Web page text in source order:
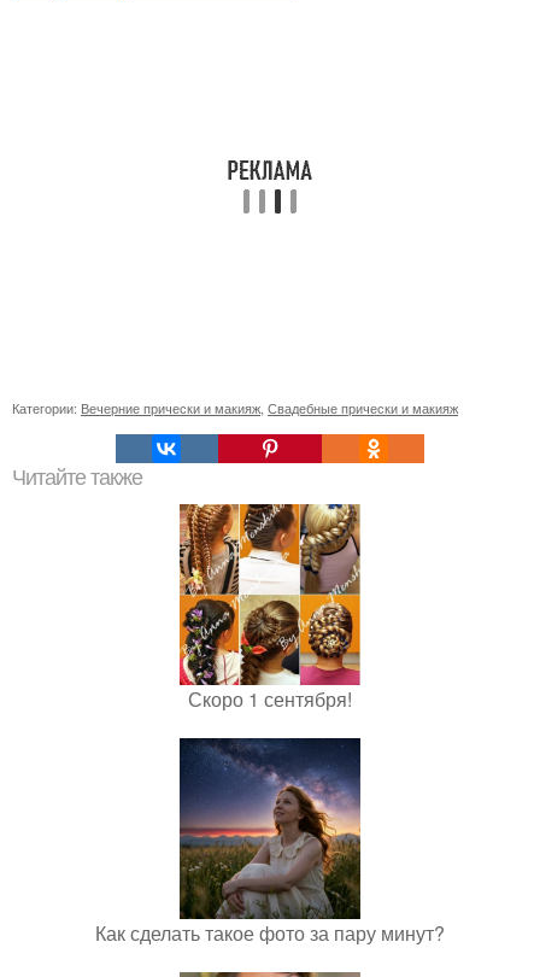
Категории: Вечерние прически и макияж Свадебные прически и макияж
Читайте также
Скоро 1 сентября!
Как сделать такое фото за пару минут?